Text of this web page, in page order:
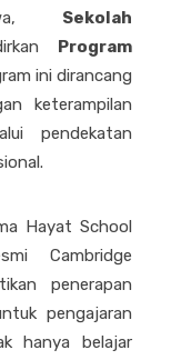
Sekolah
Program
ini dirancang
keterampilan
pendekatan
Hayat School
Cambridge
penerapan
pengajaran
hanya belajar